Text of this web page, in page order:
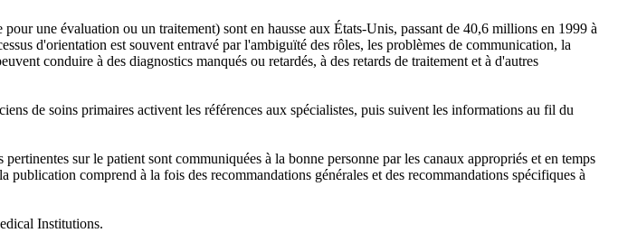
une évaluation ou un traitement) sont en hausse aux États-Unis, passant de 40,6 millions en 1999 à
d'orientation est souvent entravé par l'ambiguïté des rôles, les problèmes de communication, la
conduire à des diagnostics manqués ou retardés, à des retards de traitement et à d'autres
de soins primaires activent les références aux spécialistes, puis suivent les informations au fil du
sur le patient sont communiquées à la bonne personne par les canaux appropriés et en temps
comprend à la fois des recommandations générales et des recommandations spécifiques à
Institutions.